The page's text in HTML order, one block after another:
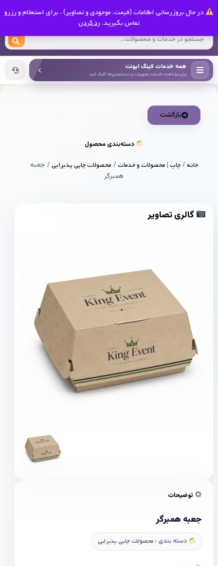
در حال بروزرسانی اطلاعات (قیمت، موجودی و تصاویر) . برای استعلام و رزرو
تماس بگیرید. رد کردن
کینگ ایونت
همه خدمات کینگ ایونت
برای مشاهده خدمات، تجهیزات و دسته‌بندی‌ها کلیک کنید
بازگشت
دسته‌بندی محصول
خانه/چاپ | محصولات و خدمات/ محصولات چاپی پذیرایی/ جعبه
همبرگر
گالری تصاویر
توضیحات
جعبه همبرگر
دسته بندی : محصولات چاپی پذیرایی